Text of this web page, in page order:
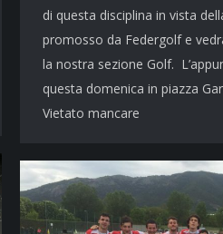
di questa disciplina in vista
promosso da Federgolf e
la nostra sezione Golf.
questa domenica in piazza
Vietato mancare